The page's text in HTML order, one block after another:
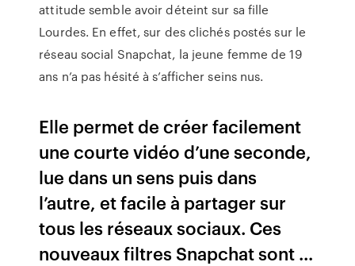
attitude semble avoir déteint sur sa fille
Lourdes. En effet, sur des clichés postés sur le
réseau social Snapchat, la jeune femme de 19
ans n’a pas hésité à s’afficher seins nus.
Elle permet de créer facilement
une courte vidéo d’une seconde,
lue dans un sens puis dans
l’autre, et facile à partager sur
tous les réseaux sociaux. Ces
nouveaux filtres Snapchat sont ...